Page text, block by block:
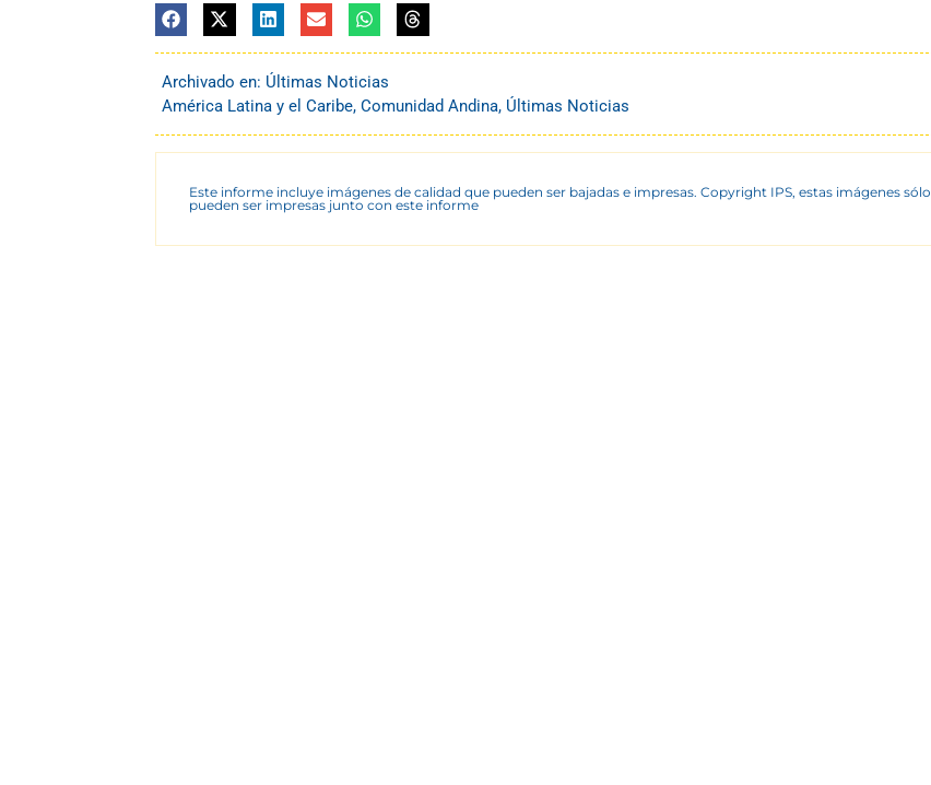
Archivado en: Últimas Noticias
América Latina y el Caribe, Comunidad Andina, Últimas Noticias
Este informe incluye imágenes de calidad que pueden ser bajadas e impresas. Copyright IPS, estas imágenes sólo
pueden ser impresas junto con este informe